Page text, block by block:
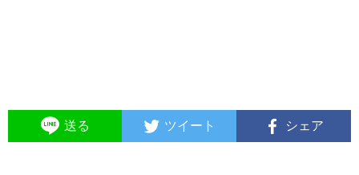
送る ツイート シェア